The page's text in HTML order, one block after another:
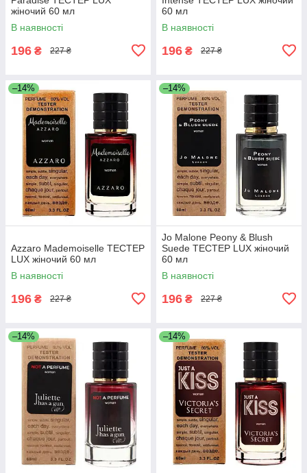
жіночий 60 мл
В наявності
196 ₴ 227 ₴
60 мл
В наявності
196 ₴ 227 ₴
–14%
Azzaro Mademoiselle ТЕСТЕР
LUX жіночий 60 мл
В наявності
196 ₴ 227 ₴
–14%
Jo Malone Peony & Blush
Suede ТЕСТЕР LUX жіночий
60 мл
В наявності
196 ₴ 227 ₴
–14% –14%